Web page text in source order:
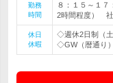
勤務
時間
８：１５～１
2時間程度） 社
休日
休暇
◇週休2日制（
◇GW（暦通り